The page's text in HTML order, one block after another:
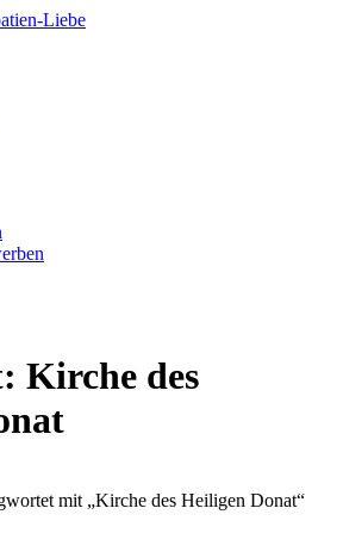
Kirche des
mit „Kirche des Heiligen Donat“